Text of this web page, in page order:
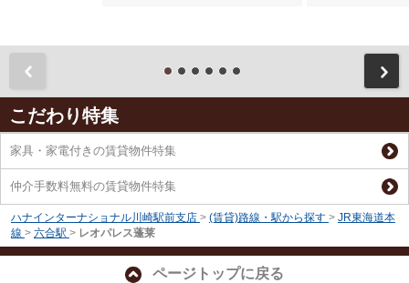
こだわり特集
家具・家電付きの賃貸物件特集
仲介手数料無料の賃貸物件特集
ハナインターナショナル川崎駅前支店 > (賃貸)路線・駅から探す > JR東海道本
線 > 六合駅 > レオパレス蓬莱
ページトップに戻る